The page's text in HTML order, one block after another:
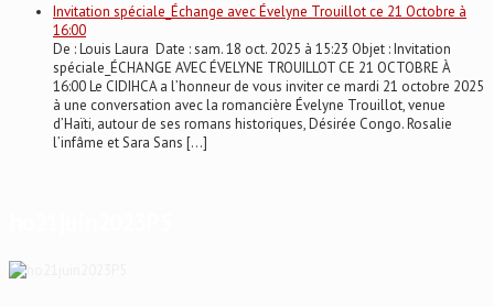
Invitation spéciale_Échange avec Évelyne Trouillot ce 21 Octobre à
16:00
De : Louis Laura Date : sam. 18 oct. 2025 à 15:23 Objet : Invitation
spéciale_ÉCHANGE AVEC ÉVELYNE TROUILLOT CE 21 OCTOBRE À
16:00 Le CIDIHCA a l’honneur de vous inviter ce mardi 21 octobre 2025
à une conversation avec la romancière Évelyne Trouillot, venue
d’Haïti, autour de ses romans historiques, Désirée Congo. Rosalie
l’infâme et Sara Sans […]